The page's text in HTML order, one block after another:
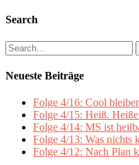
Search
Search
for:
Neueste Beiträge
Folge 4/16: Cool
Folge 4/15: Heiß.
Folge 4/14: MS ist
Folge 4/13: Was nichts
Folge 4/12: Nach Plan